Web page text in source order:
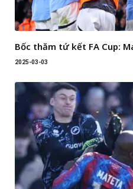
Bốc thăm tứ kết FA Cup:
2025-03-03